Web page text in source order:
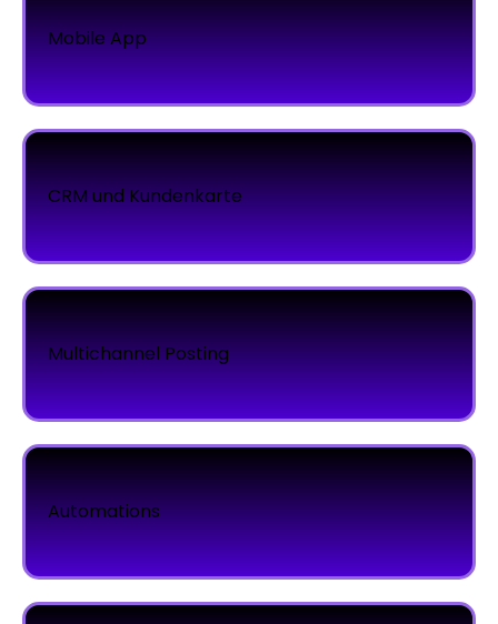
Mobile App
CRM und Kundenkarte
Multichannel Posting
Automations